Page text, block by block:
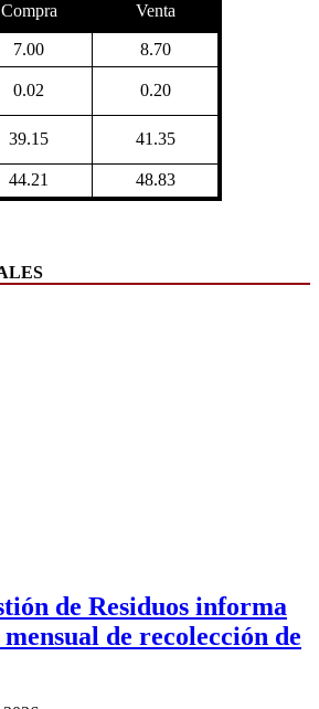
Compra Venta
7.00 8.70
0.02 0.20
39.15 41.35
44.21 48.83
de Residuos informa
de recolección de